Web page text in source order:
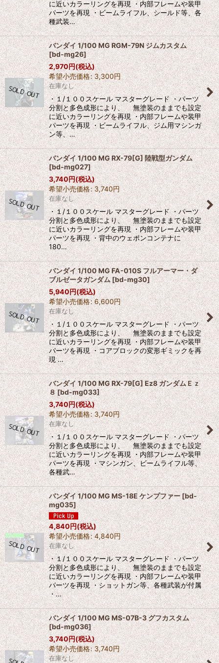
に近いカラーリングを再現 ・内部フレームや装甲
パーツを再現 ・ビームライフル、シールド等、各
種武装…
バンダイ 1/100 MG RGM-79N ジムカスタム
[bd-mg26]
2,970円(税込)
希望小売価格: 3,300円
在庫なし
・１/１００スケール マスターグレード ・パーツ
分割と多色成形により、 無塗装のままでも設定
に近いカラーリングを再現 ・内部フレームや装甲
パーツを再現 ・ビームライフル、ジム用マシンガ
ン等、…
バンダイ 1/100 MG RX-79[G] 陸戦型ガンダム
[bd-mg027]
3,740円(税込)
希望小売価格: 3,740円
在庫なし
・１/１００スケール マスターグレード ・パーツ
分割と多色成形により、 無塗装のままでも設定
に近いカラーリングを再現 ・内部フレームや装甲
パーツを再現 ・背中のウェポンコンテナに
180…
バンダイ 1/100 MG FA-010S フルアーマー・ダ
ブルゼータガンダム [bd-mg30]
5,940円(税込)
希望小売価格: 6,600円
在庫なし
・１/１００スケール マスターグレード ・パーツ
分割と多色成形により、 無塗装のままでも設定
に近いカラーリングを再現 ・内部フレームや装甲
パーツを再現 ・コアブロックの変形ギミックを再
現 …
バンダイ 1/100 MG RX-79[G] Ez8 ガンダムＥｚ
８[bd-mg033]
3,740円(税込)
希望小売価格: 3,740円
在庫なし
・１/１００スケール マスターグレード ・パーツ
分割と多色成形により、 無塗装のままでも設定
に近いカラーリングを再現 ・内部フレームや装甲
パーツを再現 ・マシンガン、ビームライフル等、
各種武…
バンダイ 1/100 MG MS-18E ケンプファー[bd-
mg035]
4,840円(税込)
希望小売価格: 4,840円
在庫なし
・１/１００スケール マスターグレード ・パーツ
分割と多色成形により、 無塗装のままでも設定
に近いカラーリングを再現 ・内部フレームや装甲
パーツを再現 ・ショットガン等、各種武装が付属
・…
バンダイ 1/100 MG MS-07B-3 グフカスタム
[bd-mg036]
3,740円(税込)
希望小売価格: 3,740円
在庫なし